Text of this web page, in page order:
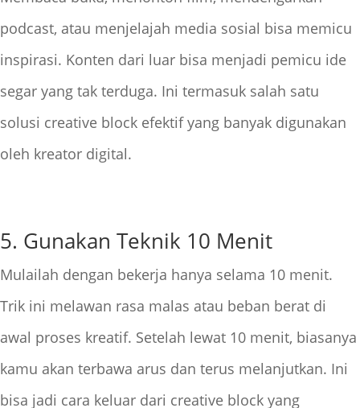
podcast, atau menjelajah media sosial bisa memicu
inspirasi. Konten dari luar bisa menjadi pemicu ide
segar yang tak terduga. Ini termasuk salah satu
solusi creative block efektif yang banyak digunakan
oleh kreator digital.
5. Gunakan Teknik 10 Menit
Mulailah dengan bekerja hanya selama 10 menit.
Trik ini melawan rasa malas atau beban berat di
awal proses kreatif. Setelah lewat 10 menit, biasanya
kamu akan terbawa arus dan terus melanjutkan. Ini
bisa jadi cara keluar dari creative block yang